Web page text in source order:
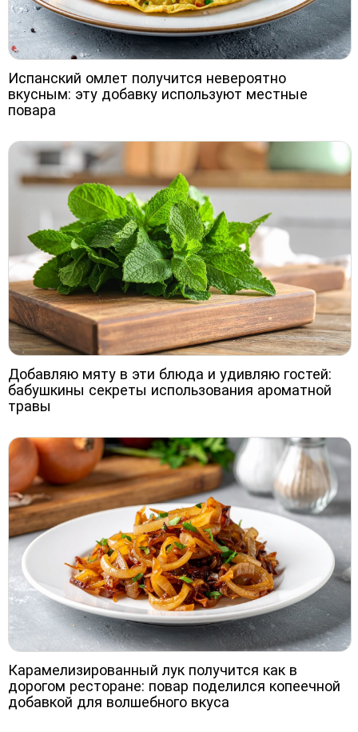
Испанский омлет получится невероятно
вкусным: эту добавку используют местные
повара
Добавляю мяту в эти блюда и удивляю гостей:
бабушкины секреты использования ароматной
травы
Карамелизированный лук получится как в
дорогом ресторане: повар поделился копеечной
добавкой для волшебного вкуса